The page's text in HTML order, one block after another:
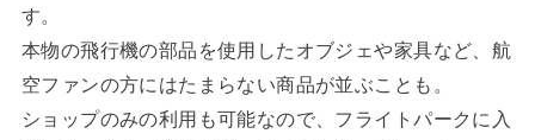
す。
本物の飛行機の部品を使用したオブジェや家具など、航
空ファンの方にはたまらない商品が並ぶことも。
ショップのみの利用も可能なので、フライトパークに入